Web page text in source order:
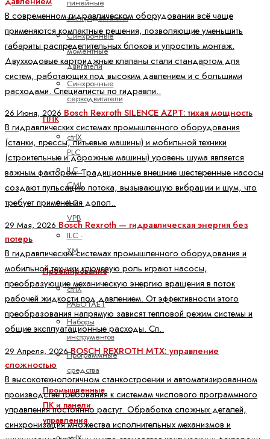
линейные
электродвигатели
Синхронные
моментные
двигатели
Синхронные
серводвигатели
ПЛК
ctrlX
PLC
ILC -
CML
ILC -
VPB
ILC -
XM
Проектирование
ctrlX
РАБОТАЕТ
Наборы
инструментов
Программные
средства
Промышленные
ПК и панели
управления
В современном гидравлическом оборудовании всё чаще
применяются компактные решения, позволяющие уменьшить
габариты распределительных блоков и упростить монтаж.
Двухходовые картриджные клапаны стали стандартом для
систем, работающих под высоким давлением и с большими
расходами. Специалисты по гидравли..
26 Июня, 2026 Bosch Rexroth SILENCE AZPT: тихая мощность
В гидравлических системах промышленного оборудования
(станки, прессы, литьевые машины) и мобильной техники
(строительные и дорожные машины) уровень шума является
важным фактором. Традиционные внешние шестеренные насосы
создают пульсацию потока, вызывающую вибрации и шум, что
требует применения допол..
29 Мая, 2026 Bosch Rexroth — гидравлическая энергия без
потерь
В гидравлических системах промышленного оборудования и
мобильной техники ключевую роль играют насосы,
преобразующие механическую энергию вращения в поток
рабочей жидкости под давлением. От эффективности этого
преобразования напрямую зависят тепловой режим системы и
общие эксплуатационные расходы. Сп..
29 Апреля, 2026BOSCH REXROTH MTX: управление
сложностью
В высокотехнологичном станкостроении и автоматизированном
производстве требования к системам числового программного
управления постоянно растут. Обработка сложных деталей,
синхронизация множества исполнительных механизмов и